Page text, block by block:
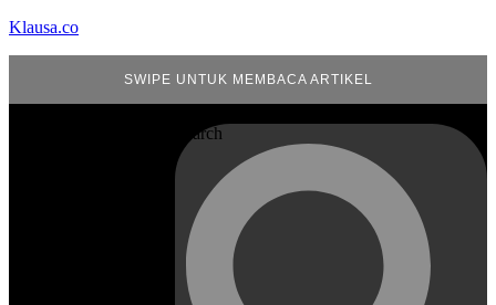
Klausa.co
SWIPE UNTUK MEMBACA ARTIKEL
Search